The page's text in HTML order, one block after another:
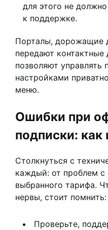
для этого не
к поддержке.
Порталы, дорожащие
передают
позволяют управлять
настройками
меню.
Ошибки при
подписки: как
Столкнуться с
каждый: от проблем с
выбранного тарифа.
нервы, стоит помнить:
Проверьте,